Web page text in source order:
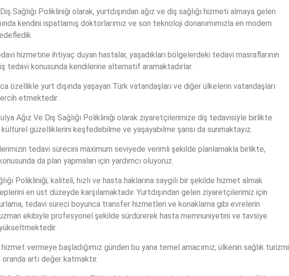
Sağlığı Polikliniği olarak, yurtdışından ağız ve diş sağlığı hizmeti almaya gelen
kendini ispatlamış doktorlarımız ve son teknoloji donanımımızla en modern
hizmetine ihtiyaç duyan hastalar, yaşadıkları bölgelerdeki tedavi masraflarının
tedavi konusunda kendilerine alternatif aramaktadırlar.
özellikle yurt dışında yaşayan Türk vatandaşları ve diğer ülkelerin vatandaşları
etmektedir.
Ağız Ve Diş Sağlığı Polikliniği olarak ziyaretçilerimize diş tedavisiyle birlikte
kültürel güzelliklerini keşfedebilme ve yaşayabilme şansı da sunmaktayız.
tedavi sürecini maximum seviyede verimli şekilde planlamakla birlikte,
da plan yapmaları için yardımcı oluyoruz.
Polikliniği; kaliteli, hızlı ve hasta haklarına saygılı bir şekilde hizmet almak
en üst düzeyde karşılamaktadır. Yurtdışından gelen ziyaretçilerimiz için
tedavi süreci boyunca transfer hizmetleri ve konaklama gibi evrelerin
uzman ekibiyle profesyonel şekilde sürdürerek hasta memnuniyetini ve tavsiye
vermeye başladığımız günden bu yana temel amacımız; ülkenin sağlık turizmi
artı değer katmaktır.